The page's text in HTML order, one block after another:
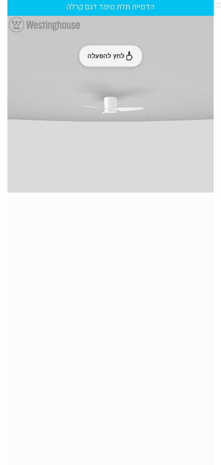
הדמיית תלת מימד דגם קרלה
לחץ להפעלה